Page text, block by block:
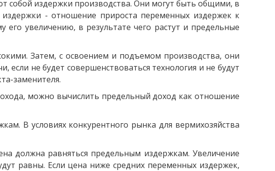
собой издержки производства. Они могут быть общими, в
- отношение прироста переменных издержек к
увеличению, в результате чего растут и предельные
Затем, с освоением и подъемом производства, они
не будет совершенствоваться технология и не будут
заменителя.
можно вычислить предельный доход как отношение
В условиях конкурентного рынка для вермихозяйства
должна равняться предельным издержкам. Увеличение
равны. Если цена ниже средних переменных издержек,